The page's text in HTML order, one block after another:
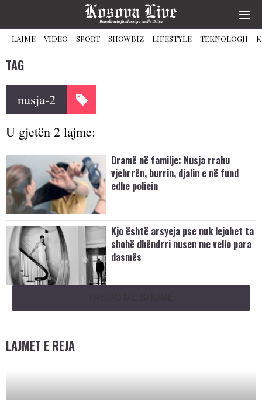
LAJME VIDEO SPORT SHOWBIZ LIFESTYLE TEKNOLOGJI
TAG
nusja-2
U gjetën 2 lajme:
Dramë në familje: Nusja rrahu
vjehrrën, burrin, djalin e në fund
edhe policin
Kjo është arsyeja pse nuk lejohet ta
shohë dhëndrri nusen me vello para
dasmës
LAJMET E REJA